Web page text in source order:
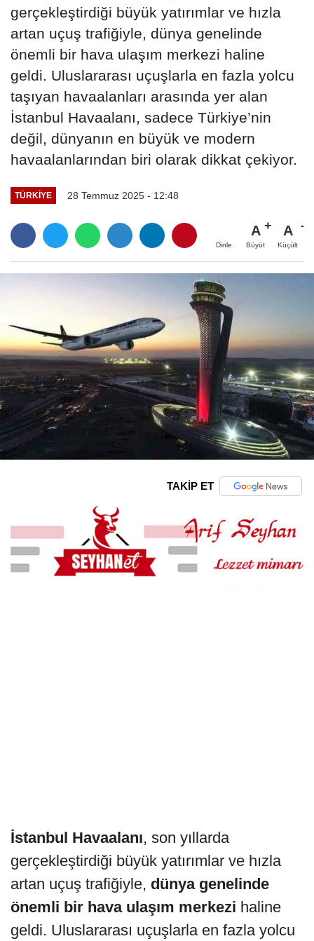
gerçekleştirdiği büyük yatırımlar ve hızla
artan uçuş trafiğiyle, dünya genelinde
önemli bir hava ulaşım merkezi haline
geldi. Uluslararası uçuşlarla en fazla yolcu
taşıyan havaalanları arasında yer alan
İstanbul Havaalanı, sadece Türkiye’nin
değil, dünyanın en büyük ve modern
havaalanlarından biri olarak dikkat çekiyor.
TÜRKIYE 28 Temmuz 2025 - 12:48
Dinle
A
Büyüt
A
Küçült
TAKİP ET
İstanbul Havaalanı, son yıllarda
gerçekleştirdiği büyük yatırımlar ve hızla
artan uçuş trafiğiyle, dünya genelinde
önemli bir hava ulaşım merkezi haline
geldi. Uluslararası uçuşlarla en fazla yolcu